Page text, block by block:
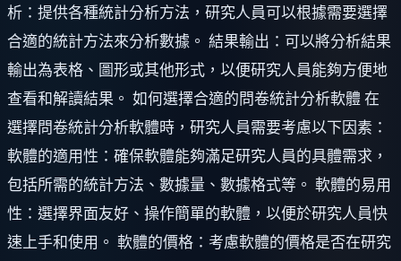
析：提供各種統計分析方法，研究人員可以根據需要選擇
合適的統計方法來分析數據。 結果輸出：可以將分析結果
輸出為表格、圖形或其他形式，以便研究人員能夠方便地
查看和解讀結果。 如何選擇合適的問卷統計分析軟體 在
選擇問卷統計分析軟體時，研究人員需要考慮以下因素：
軟體的適用性：確保軟體能夠滿足研究人員的具體需求，
包括所需的統計方法、數據量、數據格式等。 軟體的易用
性：選擇界面友好、操作簡單的軟體，以便於研究人員快
速上手和使用。 軟體的價格：考慮軟體的價格是否在研究